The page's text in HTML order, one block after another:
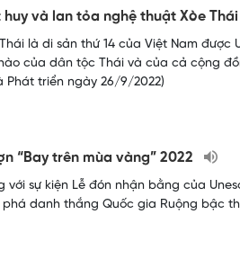
huy và lan tỏa nghệ thuật Xòe Thái
là di sản thứ 14 của Việt Nam
của dân tộc Thái và của cả cộng
Phát triển ngày 26/9/2022)
“Bay trên mùa vàng” 2022
với sự kiện Lễ đón nhận bằng của
phá danh thắng Quốc gia Ruộng bậc